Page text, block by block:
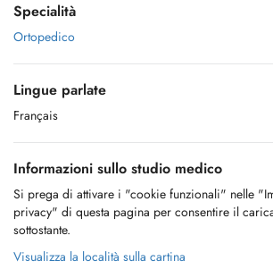
Specialità
Ortopedico
Lingue parlate
Français
Informazioni sullo studio medico
Si prega di attivare i "cookie funzionali" nelle
privacy" di questa pagina per consentire il
sottostante.
Visualizza la località sulla cartina